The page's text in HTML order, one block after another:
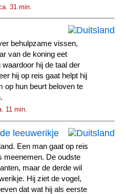
31 min.
behulpzame vissen,
van de koning eet
hij de taal der
hij op reis gaat helpt hij
op hun beurt beloven te
11 min.
leeuwerikje
Een man gaat op reis
meenemen. De oudste
maar de derde wil
Hij ziet de vogel,
dat wat hij als eerste